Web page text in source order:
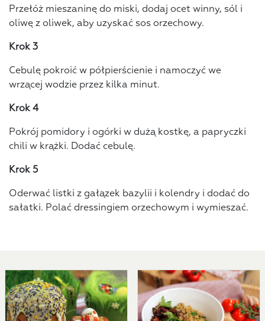
Przełóż mieszaninę do miski, dodaj ocet winny, sól i
oliwę z oliwek, aby uzyskać sos orzechowy.
Krok 3
Cebulę pokroić w półpierścienie i namoczyć we
wrzącej wodzie przez kilka minut.
Krok 4
Pokrój pomidory i ogórki w dużą kostkę, a papryczki
chili w krążki. Dodać cebulę.
Krok 5
Oderwać listki z gałązek bazylii i kolendry i dodać do
sałatki. Polać dressingiem orzechowym i wymieszać.